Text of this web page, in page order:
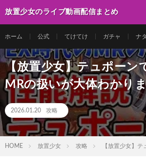
放置少女のライブ動画配信まとめ
ホーム 公式 てけてけ ガチャ ナタ
【放置少女】テュポーン
MRの扱いが大体わかり
2026.01.20 攻略
HOME 放置少女 攻略 【放置少女】